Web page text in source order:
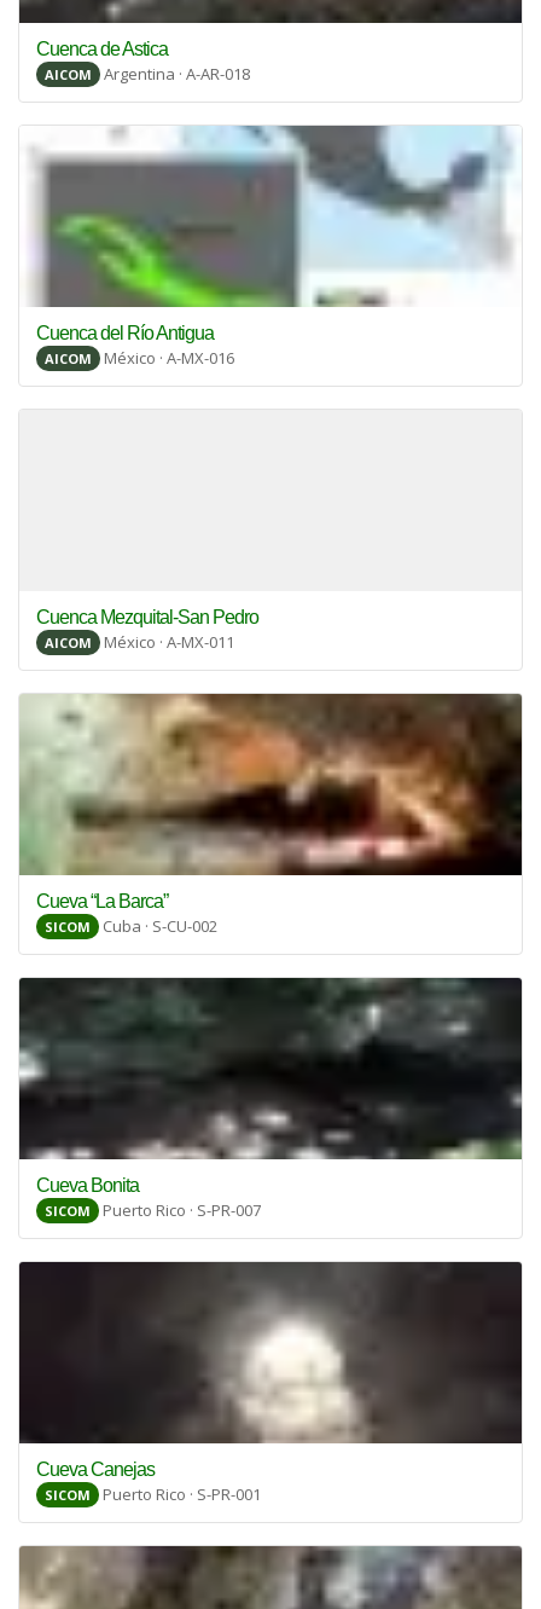
Cuenca de Astica
AICOM Argentina · A-AR-018
Cuenca del Río Antigua
AICOM México · A-MX-016
Cuenca Mezquital-San Pedro
AICOM México · A-MX-011
Cueva “La Barca”
SICOM Cuba · S-CU-002
Cueva Bonita
SICOM Puerto Rico · S-PR-007
Cueva Canejas
SICOM Puerto Rico · S-PR-001